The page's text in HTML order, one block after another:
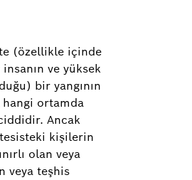
(özellikle içinde
ve yüksek
bir yangının
ortamda
Ancak
kişilerin
olan veya
veya teşhis